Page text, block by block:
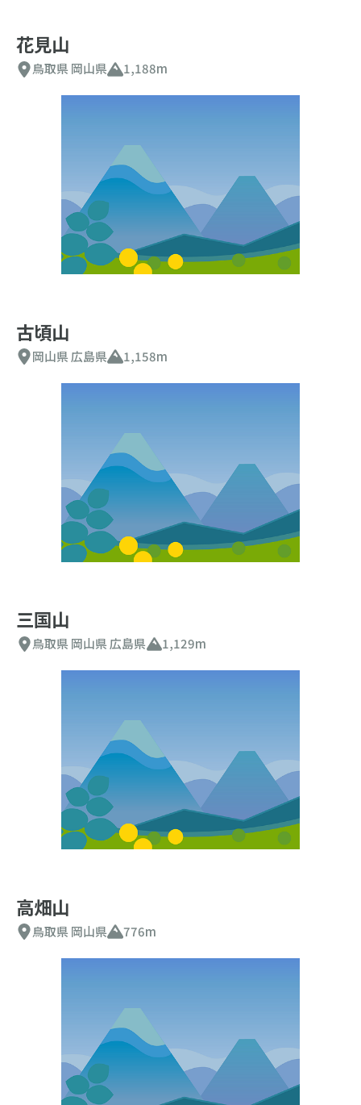
花見山
鳥取県 岡山県 1,188m
古頃山
岡山県 広島県 1,158m
三国山
鳥取県 岡山県広島県 1,129m
高畑山
鳥取県 岡山県 776m